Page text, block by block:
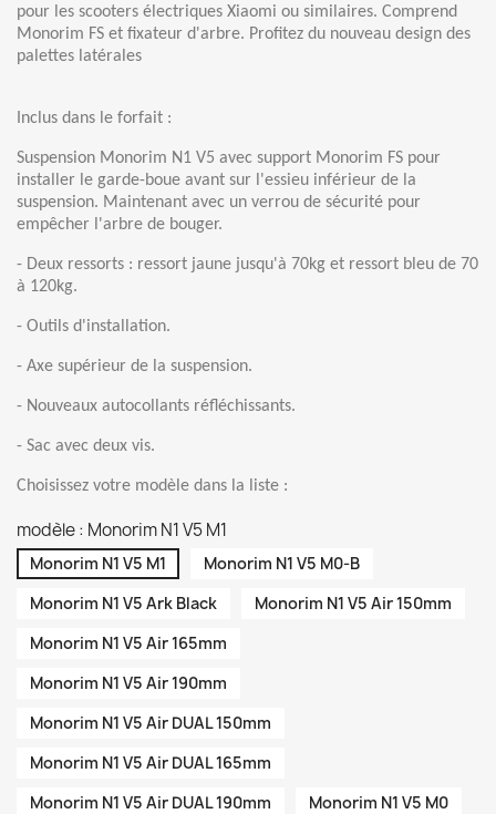
pour les scooters électriques Xiaomi ou similaires. Comprend
Monorim FS et fixateur d'arbre. Profitez du nouveau design des
palettes latérales
Inclus dans le forfait :
Suspension Monorim N1 V5 avec support Monorim FS pour
installer le garde-boue avant sur l'essieu inférieur de la
suspension. Maintenant avec un verrou de sécurité pour
empêcher l'arbre de bouger.
- Deux ressorts : ressort jaune jusqu'à 70kg et ressort bleu de 70
à 120kg.
- Outils d'installation.
- Axe supérieur de la suspension.
- Nouveaux autocollants réfléchissants.
- Sac avec deux vis.
Choisissez votre modèle dans la liste :
modèle : Monorim N1 V5 M1
Monorim N1 V5 M1
Monorim N1 V5 M0-B
Monorim N1 V5 Ark Black
Monorim N1 V5 Air 150mm
Monorim N1 V5 Air 165mm
Monorim N1 V5 Air 190mm
Monorim N1 V5 Air DUAL 150mm
Monorim N1 V5 Air DUAL 165mm
Monorim N1 V5 Air DUAL 190mm
Monorim N1 V5 M0